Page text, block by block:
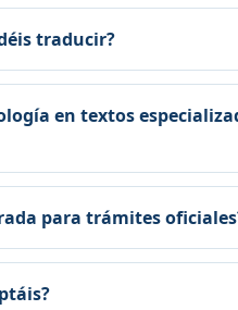
traducir?
en textos
para trámites